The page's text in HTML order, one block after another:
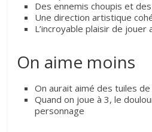
Des ennemis choupis et
Une direction artistique
L’incroyable plaisir de jouer
On aime moins
On aurait aimé des tuiles
Quand on joue à 3, le
personnage